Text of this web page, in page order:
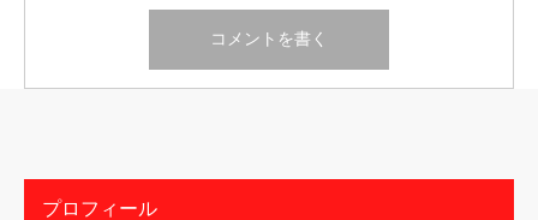
プロフィール